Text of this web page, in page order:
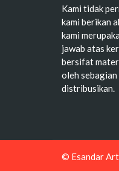
Kami tidak
kami berikan
kami
jawab atas
bersifat
oleh
distribusikan.
© Esandar